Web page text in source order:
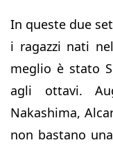
In queste due
i ragazzi nati
meglio è stato
agli ottavi.
Nakashima,
non bastano